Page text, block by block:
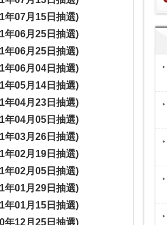
年07月15日抽選)
年06月25日抽選)
年06月25日抽選)
年06月04日抽選)
年05月14日抽選)
年04月23日抽選)
年04月05日抽選)
年03月26日抽選)
年02月19日抽選)
年02月05日抽選)
年01月29日抽選)
年01月15日抽選)
年12月25日抽選)